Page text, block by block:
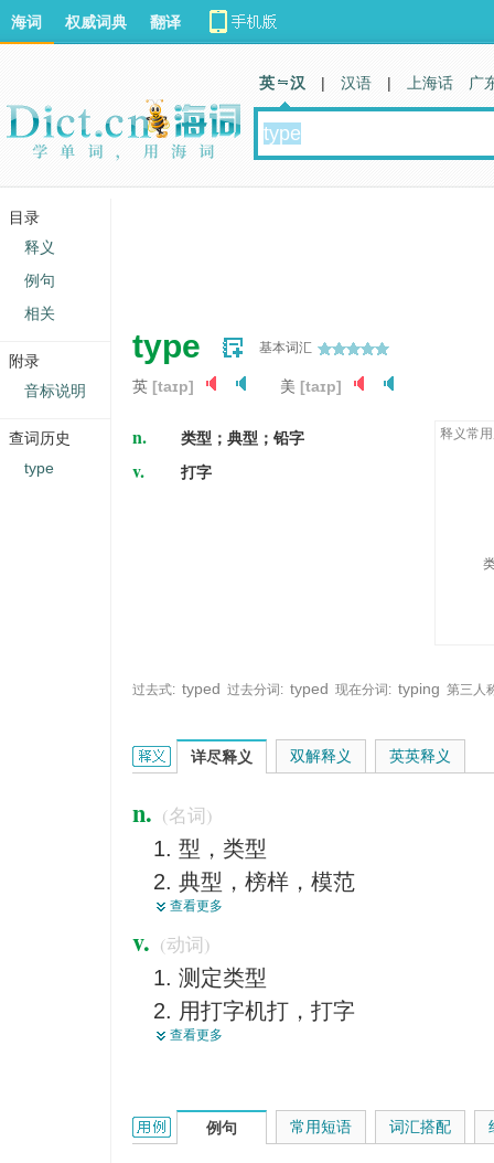
type 基本词汇
英 [taɪp] 美 [taɪp]
n. 类型；典型；铅字
v. 打字
释义常
过去式: typed 过去分词: typed 现在分词: typing 第三人
type的英文翻译是什么意思，词典释义与在线翻译：
详尽释义
n. (名词)
型，类型
典型，榜样，模范
符号
象征
字体
标志
<口>具有某种特点的人
图案
<俚>打字机
查看更多
v. (动词)
测定类型
用打字机打，打字
作为…的典型，成为...的典型
代表，象征
付排
查看更多
双解释义 英英释义
type的用法和样例：
例句 常用短语 词汇搭配
海词 权威词典 翻译
英 汉 | 汉语 | 上海话 广
目录
释义
例句
相关
附录
音标说明
查词历史
type